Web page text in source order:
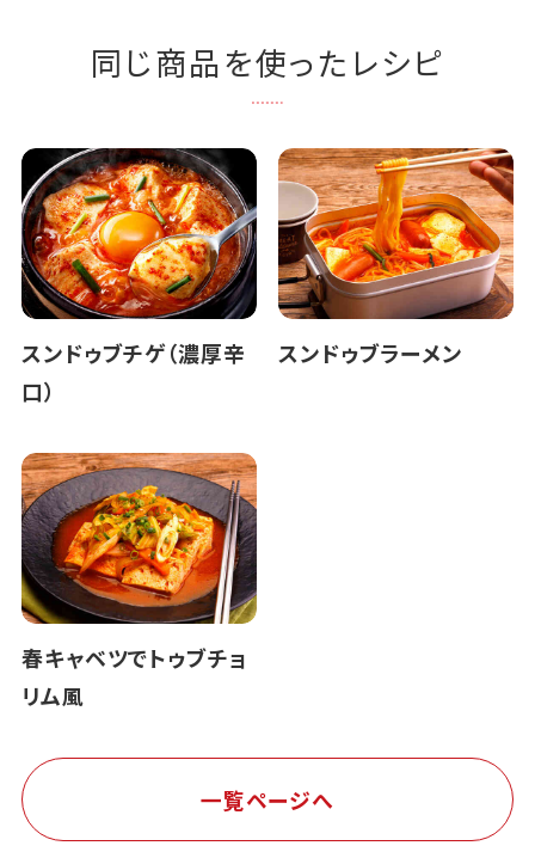
同じ商品を使ったレシピ
スンドゥブチゲ（濃厚辛
口）
スンドゥブラーメン
春キャベツでトゥブチョ
リム風
一覧ページへ